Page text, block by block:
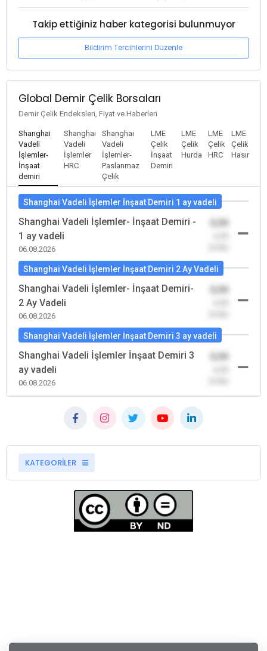
Takip ettiğiniz haber kategorisi bulunmuyor
Bildirim Tercihlerini Düzenle
Global Demir Çelik Borsaları
Demir Çelik Endeksleri, Fiyat ve Haberleri
Shanghai
Vadeli
İşlemler-
İnşaat
demiri
Shanghai
Vadeli
İşlemler
HRC
Shanghai
Vadeli
İşlemler-
Paslanmaz
Çelik
LME
Çelik
İnşaat
Demiri
LME
Çelik
Hurda
LME
Çelik
HRC
LME
Çelik
Hasır
Shanghai Vadeli İşlemler İnşaat Demiri 1 ay vadeli
Shanghai Vadeli İşlemler- İnşaat Demiri -
1 ay vadeli
06.08.2026
Shanghai Vadeli İşlemler İnşaat Demiri 2 Ay Vadeli
Shanghai Vadeli İşlemler- İnşaat Demiri-
2 Ay Vadeli
06.08.2026
Shanghai Vadeli İşlemler İnşaat Demiri 3 ay vadeli
Shanghai Vadeli İşlemler İnşaat Demiri 3
ay vadeli
06.08.2026
KATEGORİLER